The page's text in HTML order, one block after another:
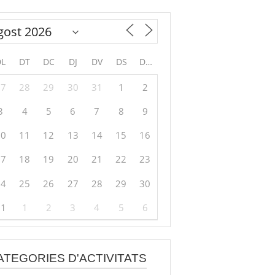
DT DC DJ DV DS DG
28 29 30 31 1
2
4 5 6 7 8
9
11 12 13 14 15
16
18 19 20 21 22
23
25 26 27 28 29
30
1 2 3 4 5 6
D'ACTIVITATS